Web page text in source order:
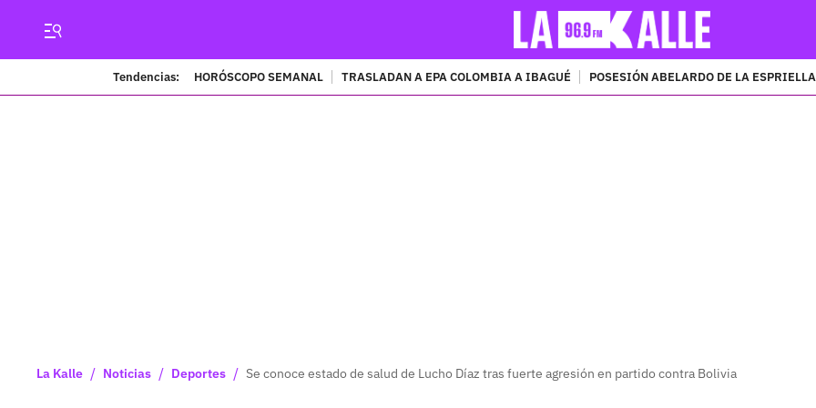
Tendencias: HORÓSCOPO SEMANAL TRASLADAN A EPA COLOMBIA A IBAGUÉ POSESIÓN ABELARDO DE LA ESPRIELLA
La Kalle / Noticias / Deportes / Se conoce estado de salud de Lucho Díaz tras fuerte agresión en partido contra Bolivia